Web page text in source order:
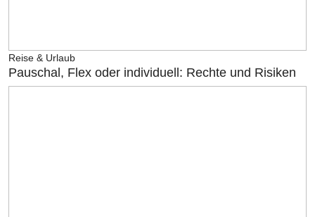
Reise & Urlaub
Pauschal, Flex oder individuell: Rechte und Risiken